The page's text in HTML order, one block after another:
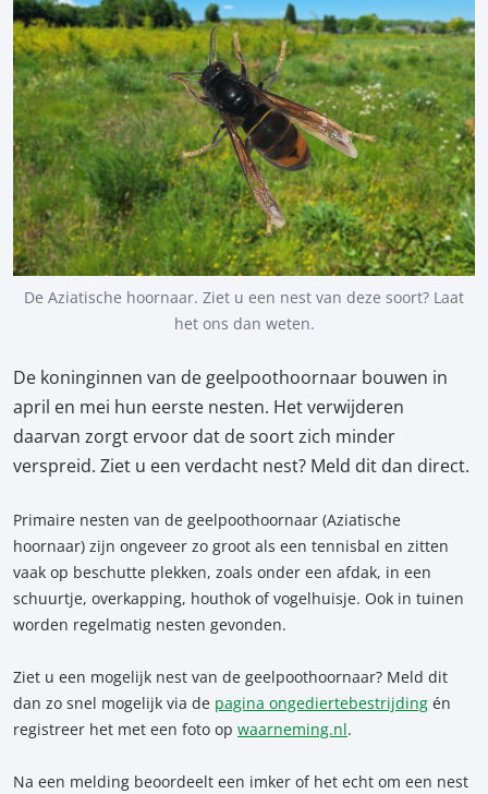
De Aziatische hoornaar. Ziet u een nest van deze soort? Laat
het ons dan weten.
De koninginnen van de geelpoothoornaar bouwen in
april en mei hun eerste nesten. Het verwijderen
daarvan zorgt ervoor dat de soort zich minder
verspreid. Ziet u een verdacht nest? Meld dit dan direct.
Primaire nesten van de geelpoothoornaar (Aziatische
hoornaar) zijn ongeveer zo groot als een tennisbal en zitten
vaak op beschutte plekken, zoals onder een afdak, in een
schuurtje, overkapping, houthok of vogelhuisje. Ook in tuinen
worden regelmatig nesten gevonden.
Ziet u een mogelijk nest van de geelpoothoornaar? Meld dit
dan zo snel mogelijk via de pagina ongediertebestrijding én
registreer het met een foto op waarneming.nl.
Na een melding beoordeelt een imker of het echt om een nest